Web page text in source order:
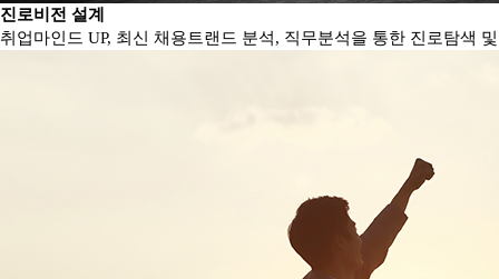
진로비전 설계
취업마인드 UP, 최신 채용트랜드 분석, 직무분석을 통한 진로탐색